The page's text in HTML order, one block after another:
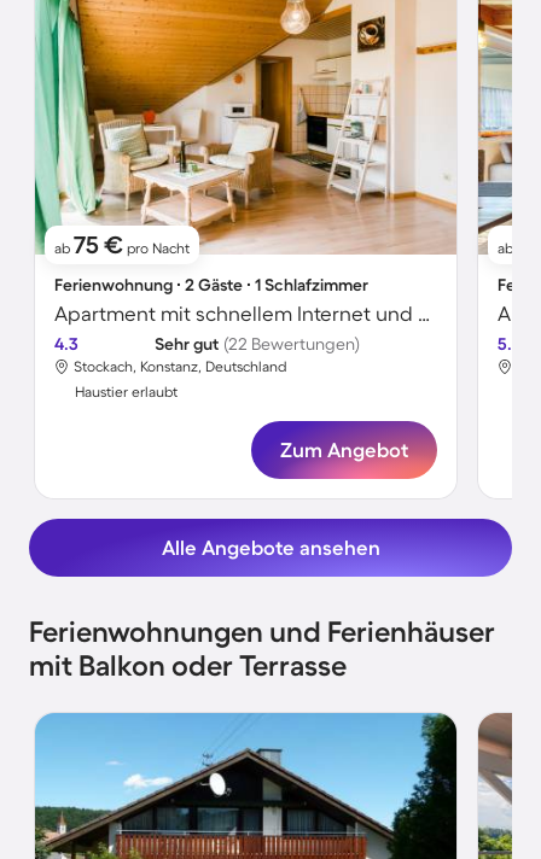
ab 75 € pro Nacht
Ferienwohnung ∙ 2 Gäste ∙ 1 Schlafzimmer
Apartment mit schnellem Internet und Grill | Gartenblick | Hunde erlaubt
4.3 Sehr gut (22 Bewertungen)
Stockach, Konstanz, Deutschland
Haustier erlaubt
Zum Angebot
ab
5.0
Alle Angebote ansehen
Ferienwohnungen und Ferienhäuser
mit Balkon oder Terrasse